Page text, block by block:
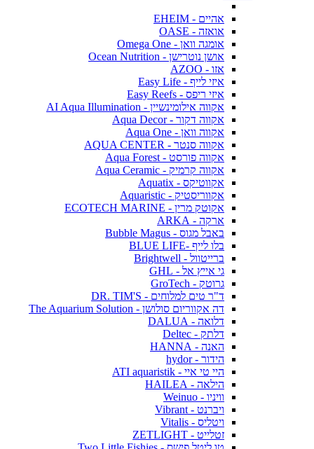
אהיים - EHEIM
אואזה - OASE
אומגה וואן - Omega One
אושן נוטרישן - Ocean Nutrition
אזו - AZOO
איזי לייף - Easy Life
איזי ריפס - Easy Reefs
אקווה אילומינשיין - AI Aqua Illumination
אקווה דקור - Aqua Decor
אקווה וואן - Aqua One
אקווה סנטר - AQUA CENTER
אקווה פורסט - Aqua Forest
אקווה קרמיק - Aqua Ceramic
אקווטיקס - Aquatix
אקווריסטיק - Aquaristic
אקוטק מרין - ECOTECH MARINE
ארקה - ARKA
באבל מגוס - Bubble Magus
בלו לייף -BLUE LIFE
ברייטוול - Brightwell
גי אייץ אל - GHL
גרוטק - GroTech
ד"ר טים למלוחים - DR. TIM'S
דה אקווריום סולושן - The Aquarium Solution
דלואה - DALUA
דלתק - Deltec
האנה - HANNA
הידור - hydor
היי טי איי - ATI aquaristik
הילאה - HAILEA
וויניו - Weinuo
ויברנט - Vibrant
ויטליס - Vitalis
זטלייט - ZETLIGHT